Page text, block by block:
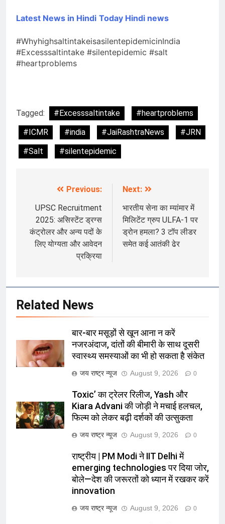
Latest News in Hindi Today Hindi news
#WhyhighsaltintakeisasilentepidemicinIndia
#Excesssaltintake #silentepidemic #salt
#heartproblems
Tagged: #Excesssaltintake
#heartproblems
#ICMR
#india #JaiRashtraNews
#JRN
#Salt
#silentepidemic
navigation
Previous:
UPSC Recruitment
2025: असिस्टेंट ड्रग्स
कंट्रोलर और अन्य पदों के
लिए योग्यता और आवेदन
प्रक्रिया
Next:
भारतीय सेना का म्यांमार में
मिलिटेंट ग्रुप ULFA-1 पर
ड्रोन हमला? 3 टॉप लीडर
समेत कई आतंकी ढेर
Related News
बार-बार मसूड़ों से खून आना न करें
नजरअंदाज, दांतों की बीमारी के साथ दूसरी
स्वास्थ्य समस्याओं का भी हो सकता है संकेत
जय राष्ट्र न्यूज August 9, 2026 0
Toxic’ का ट्रेलर रिलीज, Yash और
Kiara Advani की जोड़ी ने मचाई हलचल,
फिल्म को लेकर बढ़ी दर्शकों की उत्सुकता
जय राष्ट्र न्यूज August 9, 2026 0
राष्ट्रीय | PM Modi ने IIT Delhi में
emerging technologies पर दिया जोर,
बोले—देश की जरूरतों को ध्यान में रखकर करें
innovation
जय राष्ट्र न्यूज August 9, 2026 0